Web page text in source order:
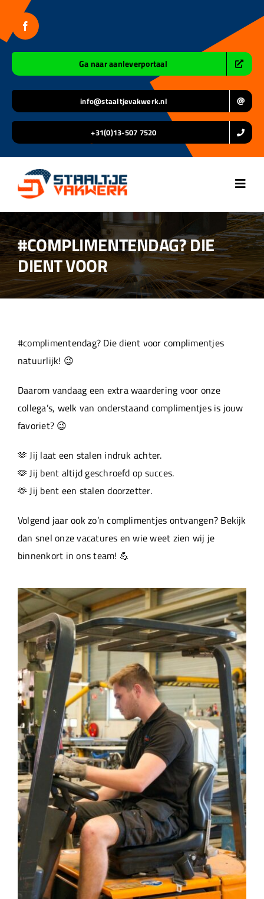
inhoud
Ga naar aanleverportaal
info@staaltjevakwerk.nl
+31(0)13-507 7520
Home
Over ons
Projecten
#COMPLIMENTENDAG? DIE
DIENT VOOR
#complimentendag? Die dient voor complimentjes
natuurlijk! 😉
Daarom vandaag een extra waardering voor onze
collega’s, welk van onderstaand complimentjes is jouw
favoriet? 😉
🫶 Jij laat een stalen indruk achter.
🫶 Jij bent altijd geschroefd op succes.
🫶 Jij bent een stalen doorzetter.
Volgend jaar ook zo’n complimentjes ontvangen? Bekijk
dan snel onze vacatures en wie weet zien wij je
binnenkort in ons team! 💪